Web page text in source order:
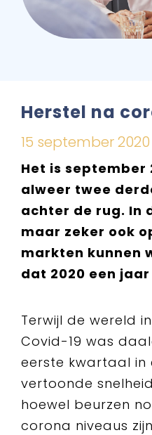
Herstel na
15 september
Het is september
alweer twee
achter de rug. In
maar zeker ook
markten kunnen
dat 2020 een
Terwijl de wereld
Covid-19 was
eerste kwartaal in
vertoonde
hoewel beurzen
corona niveaus